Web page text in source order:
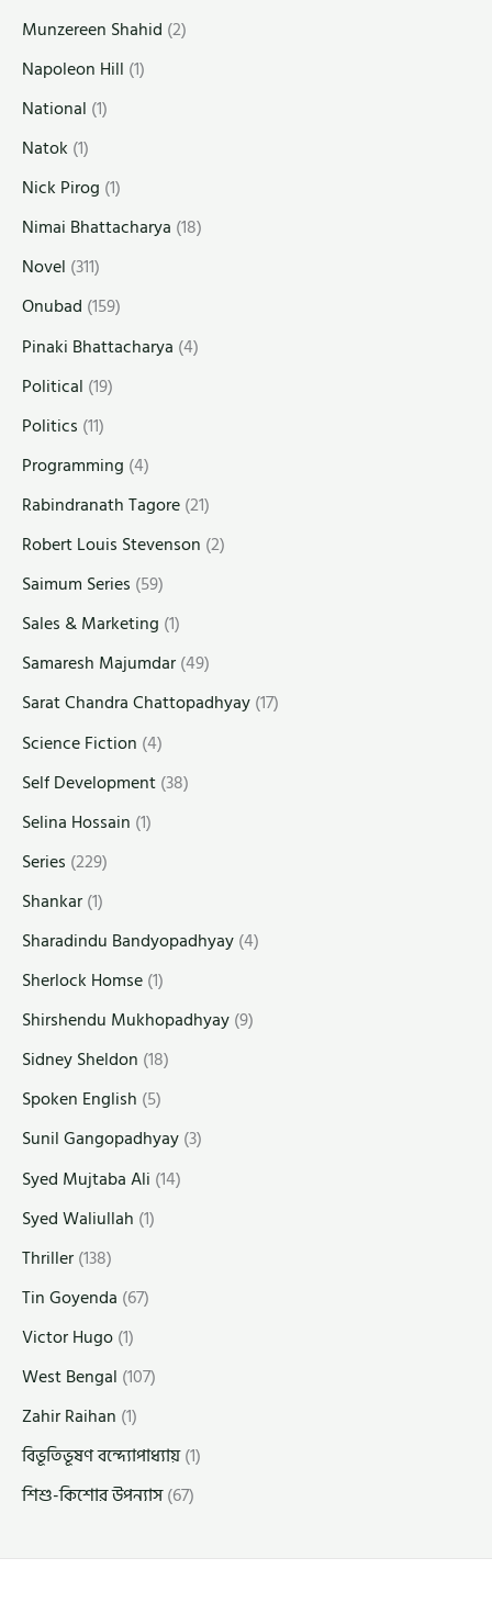
Munzereen Shahid (2)
Napoleon Hill (1)
National (1)
Natok (1)
Nick Pirog (1)
Nimai Bhattacharya (18)
Novel (311)
Onubad (159)
Pinaki Bhattacharya (4)
Political (19)
Politics (11)
Programming (4)
Rabindranath Tagore(21)
Robert Louis Stevenson (2)
Saimum Series (59)
Sales & Marketing (1)
Samaresh Majumdar(49)
Sarat Chandra Chattopadhyay(17)
Science Fiction (4)
Self Development(38)
Selina Hossain (1)
Series (229)
Shankar(1)
Sharadindu Bandyopadhyay(4)
Sherlock Homse(1)
Shirshendu Mukhopadhyay(9)
Sidney Sheldon (18)
Spoken English (5)
Sunil Gangopadhyay(3)
Syed Mujtaba Ali (14)
Syed Waliullah (1)
Thriller(138)
Tin Goyenda (67)
Victor Hugo(1)
West Bengal (107)
Zahir Raihan (1)
বিভূতিভূষণ বন্দ্যোপাধ্যায়(1)
শিশু-কিশোর উপন্যাস(67)